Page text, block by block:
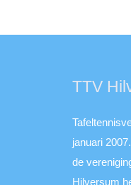
TTV
januari
de
Hilversum